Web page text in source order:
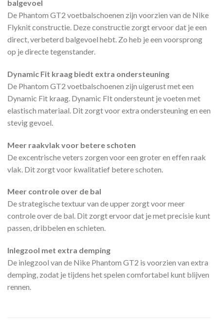
balgevoel
De Phantom GT2 voetbalschoenen zijn voorzien van de Nike
Flyknit constructie. Deze constructie zorgt ervoor dat je een
direct, verbeterd balgevoel hebt. Zo heb je een voorsprong
op je directe tegenstander.
Dynamic Fit kraag biedt extra ondersteuning
De Phantom GT2 voetbalschoenen zijn uigerust met een
Dynamic Fit kraag. Dynamic FIt ondersteunt je voeten met
elastisch materiaal. Dit zorgt voor extra ondersteuning en een
stevig gevoel.
Meer raakvlak voor betere schoten
De excentrische veters zorgen voor een groter en effen raak
vlak. Dit zorgt voor kwalitatief betere schoten.
Meer controle over de bal
De strategische textuur van de upper zorgt voor meer
controle over de bal. Dit zorgt ervoor dat je met precisie kunt
passen, dribbelen en schieten.
Inlegzool met extra demping
De inlegzool van de Nike Phantom GT2 is voorzien van extra
demping, zodat je tijdens het spelen comfortabel kunt blijven
rennen.